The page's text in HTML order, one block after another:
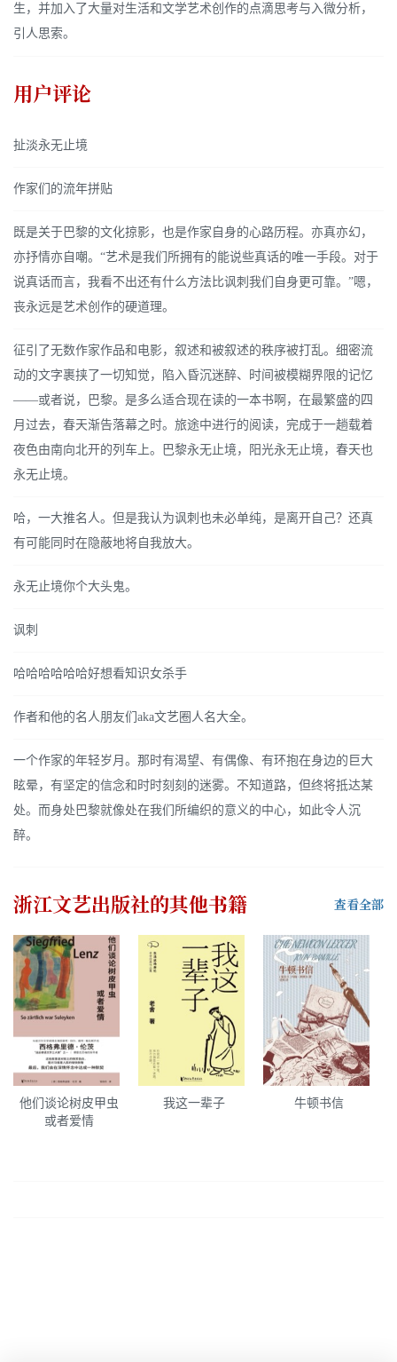
生，并加入了大量对生活和文学艺术创作的点滴思考与入微分析，
引人思索。
用户评论
扯淡永无止境
作家们的流年拼贴
既是关于巴黎的文化掠影，也是作家自身的心路历程。亦真亦幻，
亦抒情亦自嘲。“艺术是我们所拥有的能说些真话的唯一手段。对于
说真话而言，我看不出还有什么方法比讽刺我们自身更可靠。”嗯，
丧永远是艺术创作的硬道理。
征引了无数作家作品和电影，叙述和被叙述的秩序被打乱。细密流
动的文字裹挟了一切知觉，陷入昏沉迷醉、时间被模糊界限的记忆
——或者说，巴黎。是多么适合现在读的一本书啊，在最繁盛的四
月过去，春天渐告落幕之时。旅途中进行的阅读，完成于一趟载着
夜色由南向北开的列车上。巴黎永无止境，阳光永无止境，春天也
永无止境。
哈，一大推名人。但是我认为讽刺也未必单纯，是离开自己？还真
有可能同时在隐蔽地将自我放大。
永无止境你个大头鬼。
讽刺
哈哈哈哈哈哈好想看知识女杀手
作者和他的名人朋友们aka文艺圈人名大全。
一个作家的年轻岁月。那时有渴望、有偶像、有环抱在身边的巨大
眩晕，有坚定的信念和时时刻刻的迷雾。不知道路，但终将抵达某
处。而身处巴黎就像处在我们所编织的意义的中心，如此令人沉
醉。
浙江文艺出版社的其他书籍 查看全部
他们谈论树皮甲虫
或者爱情
我这一辈子 牛顿书信